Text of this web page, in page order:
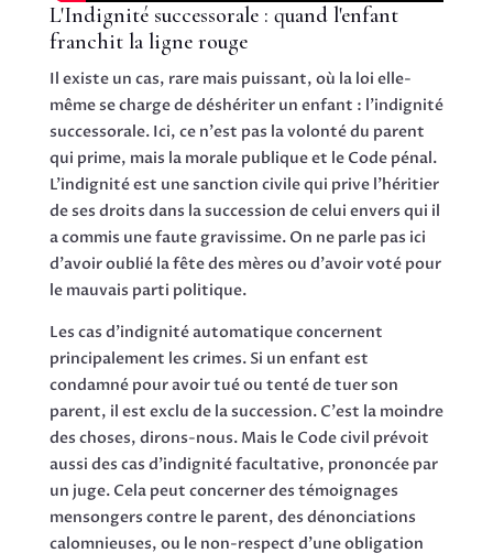
L'Indignité successorale : quand l'enfant
franchit la ligne rouge
Il existe un cas, rare mais puissant, où la loi elle-
même se charge de déshériter un enfant : l'indignité
successorale. Ici, ce n'est pas la volonté du parent
qui prime, mais la morale publique et le Code pénal.
L'indignité est une sanction civile qui prive l'héritier
de ses droits dans la succession de celui envers qui il
a commis une faute gravissime. On ne parle pas ici
d'avoir oublié la fête des mères ou d'avoir voté pour
le mauvais parti politique.
Les cas d'indignité automatique concernent
principalement les crimes. Si un enfant est
condamné pour avoir tué ou tenté de tuer son
parent, il est exclu de la succession. C'est la moindre
des choses, dirons-nous. Mais le Code civil prévoit
aussi des cas d'indignité facultative, prononcée par
un juge. Cela peut concerner des témoignages
mensongers contre le parent, des dénonciations
calomnieuses, ou le non-respect d'une obligation